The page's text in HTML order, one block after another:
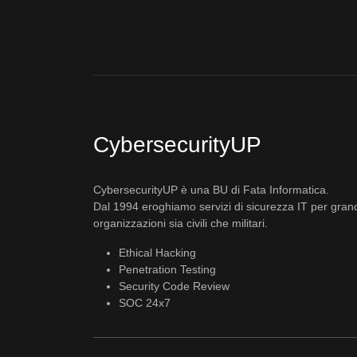
CybersecurityUP
CybersecurityUP è una BU di Fata Informatica.
Dal 1994 eroghiamo servizi di sicurezza IT per
organizzazioni sia civili che militari.
Ethical Hacking
Penetration Testing
Security Code Review
SOC 24x7